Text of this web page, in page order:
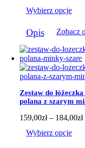
Wybierz opcje
produkt
ma
wiele
wariantów.
Opcje
można
wybrać
na
stronie
produktu
Opis Zobacz
Zestaw do
polana z szarym
159,00zł – 184,00zł
Wybierz opcje